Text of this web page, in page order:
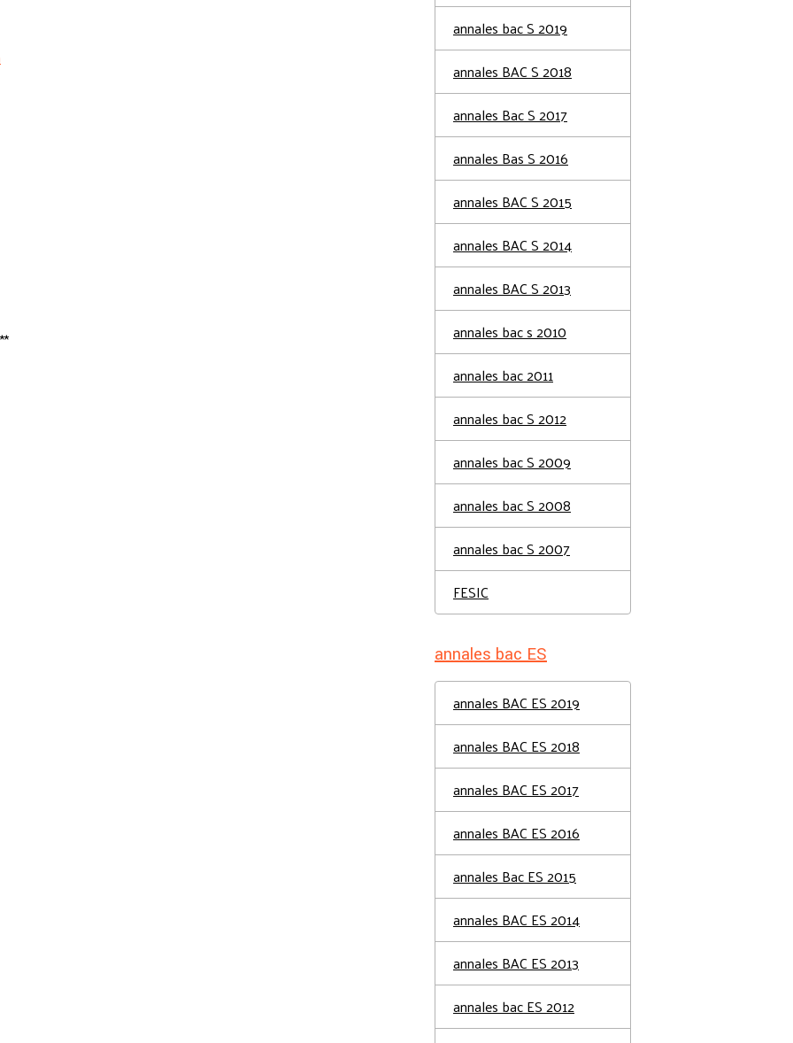
annales bac S 2019
annales BAC S 2018
annales Bac S 2017
annales Bas S 2016
annales BAC S 2015
annales BAC S 2014
annales BAC S 2013
annales bac s 2010
annales bac 2011
annales bac S 2012
annales bac S 2009
annales bac S 2008
annales bac S 2007
FESIC
annales bac ES
annales BAC ES 2019
annales BAC ES 2018
annales BAC ES 2017
annales BAC ES 2016
annales Bac ES 2015
annales BAC ES 2014
annales BAC ES 2013
annales bac ES 2012